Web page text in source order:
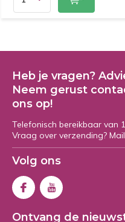
Heb je vragen?
Neem gerust
ons op!
Telefonisch bereikbaar van
Vraag over verzending?
Volg ons
Ontvang de